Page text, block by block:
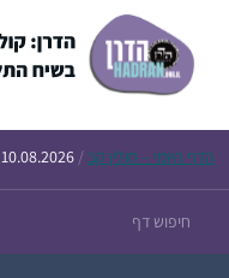
הדף היומי – חולין קב /
10.08.2026